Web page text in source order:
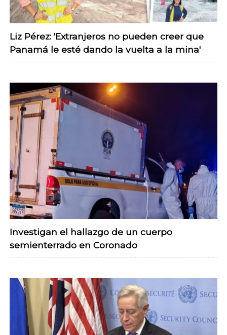
Liz Pérez: 'Extranjeros no pueden creer que
Panamá le esté dando la vuelta a la mina'
Investigan el hallazgo de un cuerpo
semienterrado en Coronado